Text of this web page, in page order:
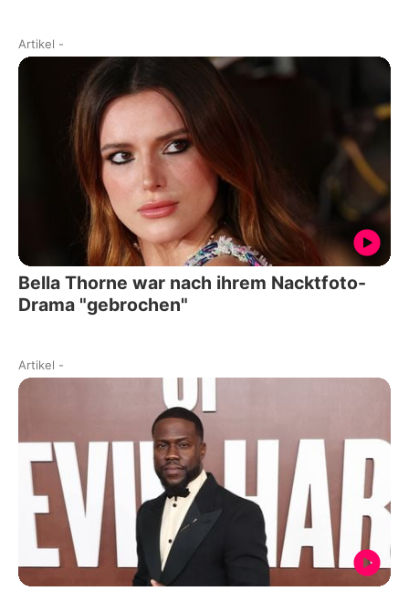
Artikel -
Bella Thorne war nach ihrem Nacktfoto-
Drama "gebrochen"
Artikel -